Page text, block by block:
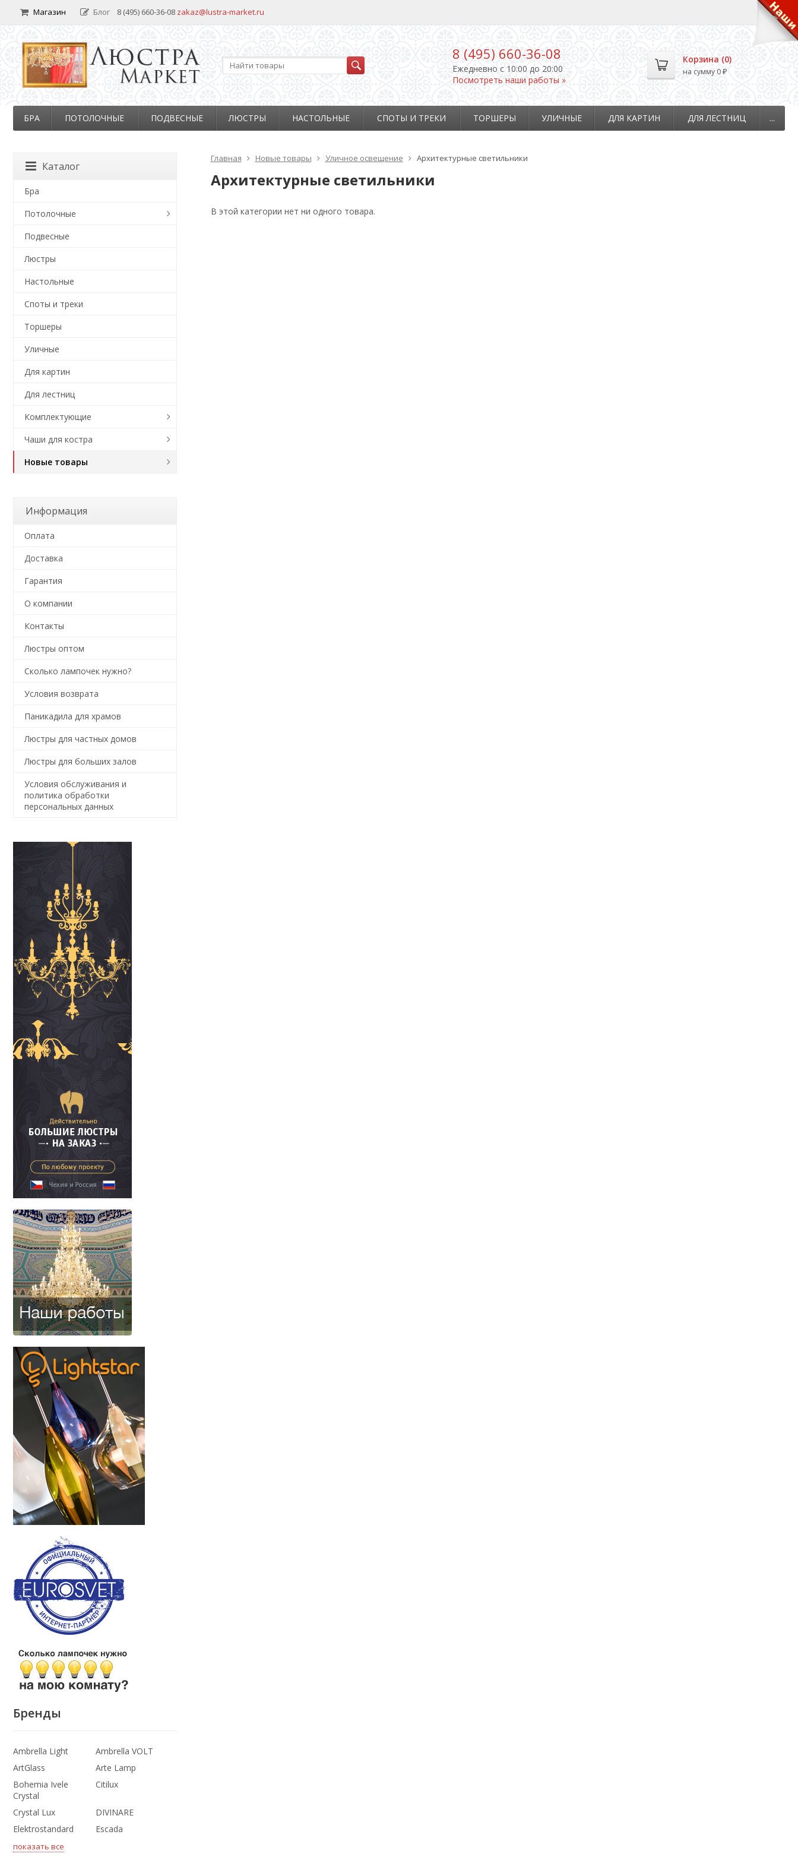
Магазин Блог 8 (495) 660-36-08 zakaz@lustra-market.ru
8 (495) 660-36-08
Ежедневно c 10:00 до 20:00
Посмотреть наши работы »
Корзина (0)
на сумму 0 ₽
БРА ПОТОЛОЧНЫЕ ПОДВЕСНЫЕ ЛЮСТРЫ НАСТОЛЬНЫЕ СПОТЫ И ТРЕКИ ТОРШЕРЫ УЛИЧНЫЕ ДЛЯ КАРТИН ДЛЯ ЛЕСТНИЦ ...
Главная Новые товары Уличное освещение Архитектурные светильники
Архитектурные светильники
В этой категории нет ни одного товара.
Каталог
Бра
Потолочные
Подвесные
Люстры
Настольные
Споты и треки
Торшеры
Уличные
Для картин
Для лестниц
Комплектующие
Чаши для костра
Новые товары
Информация
Оплата
Доставка
Гарантия
О компании
Контакты
Люстры оптом
Сколько лампочек нужно?
Условия возврата
Паникадила для храмов
Люстры для частных домов
Люстры для больших залов
Условия обслуживания и
политика обработки
персональных данных
Бренды
Ambrella Light
Ambrella VOLT
ArtGlass
Arte Lamp
Bohemia Ivele
Crystal
Citilux
Crystal Lux
DIVINARE
Elektrostandard
Escada
показать все